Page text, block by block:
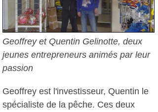
Geoffrey et Quentin Gelinotte, deux
jeunes entrepreneurs animés par leur
passion
Geoffrey est l'investisseur, Quentin le
spécialiste de la pêche. Ces deux